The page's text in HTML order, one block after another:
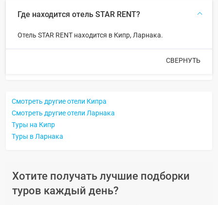
Где находится отель STAR RENT?
Отель STAR RENT находится в Кипр, Ларнака.
СВЕРНУТЬ
Смотреть другие отели Кипра
Смотреть другие отели Ларнака
Туры на Кипр
Туры в Ларнака
Хотите получать лучшие подборки
туров каждый день?